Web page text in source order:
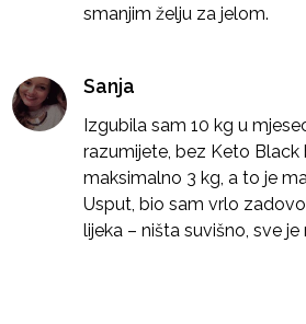
smanjim želju za jelom.
Sanja
Izgubila sam 10 kg u
razumijete, bez Keto Black
maksimalno 3 kg, a to je
Usput, bio sam vrlo
lijeka – ništa suvišno, sve je